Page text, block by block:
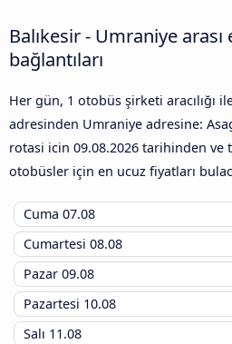
Balıkesir - Umraniye
bağlantıları
Her gün, 1 otobüs şirketi aracılığı
adresinden Umraniye adresine:
rotasi icin 09.08.2026 tarihinden ve
otobüsler için en ucuz fiyatları
Cuma 07.08
Cumartesi 08.08
Pazar 09.08
Pazartesi 10.08
Salı 11.08